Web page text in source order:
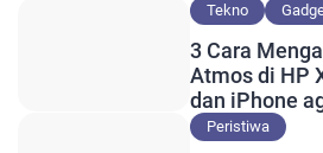
Tekno
3 Cara
Atmos di HP
dan iPhone
Lebih
Peristiwa